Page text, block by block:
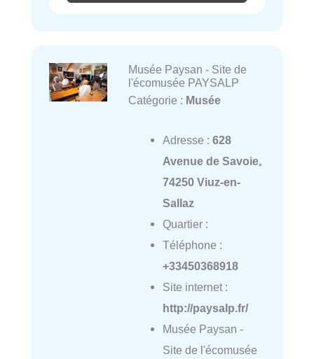
Musée Paysan - Site de
l'écomusée PAYSALP
Catégorie : Musée
Adresse : 628
Avenue de Savoie,
74250 Viuz-en-
Sallaz
Quartier :
Téléphone :
+33450368918
Site internet :
http://paysalp.fr/
Musée Paysan -
Site de l'écomusée